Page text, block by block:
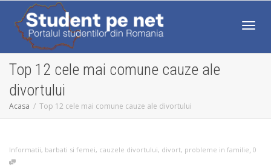
Top 12 cele mai comune cauze ale
divortului
Acasa Top 12 cele mai comune cauze ale divortului
Informatii, barbati si femei, cauzele divortului, divort, probleme in familie, 0